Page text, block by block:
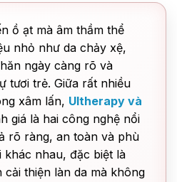
ồ ạt mà âm thầm thể
nhỏ như da chảy xệ,
ngày càng rõ và
tươi trẻ. Giữa rất nhiều
xâm lấn, Ultherapy và
giá là hai công nghệ nổi
rõ ràng, an toàn và phù
nhau, đặc biệt là
cải thiện làn da mà không